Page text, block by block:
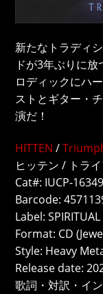
新たなトラディ
ドが3年ぶりに
ロディックにハ
ストとギター・
演だ！
HITTEN /
ヒッテン / トラ
Cat#: IUCP-16349
Barcode:
Label: SPIRITUAL
Format: CD
Style: Heavy
Release date:
歌詞・対訳・イ